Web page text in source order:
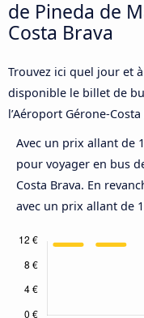
de Pineda de
Costa Brava
Trouvez ici quel jour et
disponible le billet de
l’Aéroport Gérone-
Avec un prix allant de
pour voyager en bus
Costa Brava. En
avec un prix allant de